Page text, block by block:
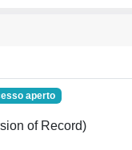
aperto
of Record)